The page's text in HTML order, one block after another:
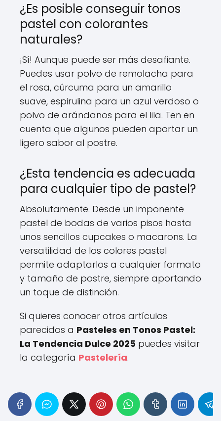
¿Es posible conseguir tonos
pastel con colorantes
naturales?
¡Sí! Aunque puede ser más desafiante.
Puedes usar polvo de remolacha para
el rosa, cúrcuma para un amarillo
suave, espirulina para un azul verdoso o
polvo de arándanos para el lila. Ten en
cuenta que algunos pueden aportar un
ligero sabor al postre.
¿Esta tendencia es adecuada
para cualquier tipo de pastel?
Absolutamente. Desde un imponente
pastel de bodas de varios pisos hasta
unos sencillos cupcakes o macarons. La
versatilidad de los colores pastel
permite adaptarlos a cualquier formato
y tamaño de postre, siempre aportando
un toque de distinción.
Si quieres conocer otros artículos
parecidos a Pasteles en Tonos Pastel:
La Tendencia Dulce 2025 puedes visitar
la categoría Pastelería.